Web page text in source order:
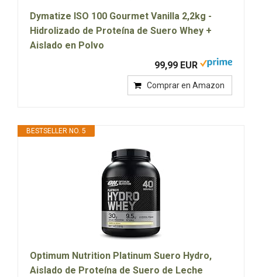
Dymatize ISO 100 Gourmet Vanilla 2,2kg -
Hidrolizado de Proteína de Suero Whey +
Aislado en Polvo
99,99 EUR
Comprar en Amazon
BESTSELLER NO. 5
Optimum Nutrition Platinum Suero Hydro,
Aislado de Proteína de Suero de Leche